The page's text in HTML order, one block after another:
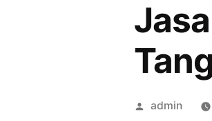
Posted
admin